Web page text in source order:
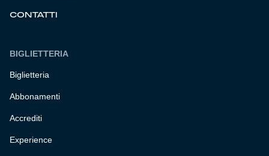
CONTATTI
BIGLIETTERIA
Biglietteria
Abbonamenti
Accrediti
Experience